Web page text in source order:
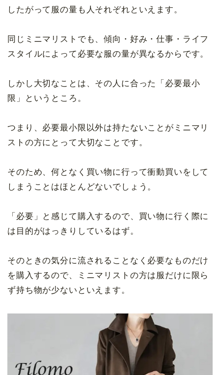
したがって服の量も人それぞれといえます。
同じミニマリストでも、傾向・好み・仕事・ライフ
スタイルによって必要な服の量が異なるからです。
しかし大切なことは、その人に合った「必要最小
限」というところ。
つまり、必要最小限以外は持たないことがミニマリ
ストの方にとって大切なことです。
そのため、何となく買い物に行って衝動買いをして
しまうことはほとんどないでしょう。
「必要」と感じて購入するので、買い物に行く際に
は目的がはっきりしているはず。
そのときの気分に流されることなく必要なものだけ
を購入するので、ミニマリストの方は服だけに限ら
ず持ち物が少ないといえます。